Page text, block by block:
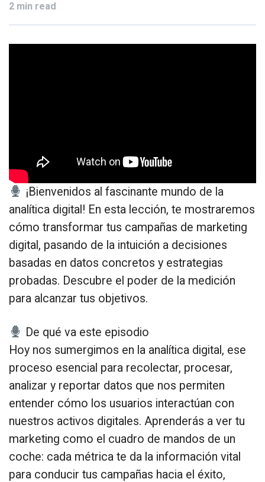
2 min read
¡Bienvenidos al fascinante mundo de la
analítica digital! En esta lección, te mostraremos
cómo transformar tus campañas de marketing
digital, pasando de la intuición a decisiones
basadas en datos concretos y estrategias
probadas. Descubre el poder de la medición
para alcanzar tus objetivos.
De qué va este episodio
Hoy nos sumergimos en la analítica digital, ese
proceso esencial para recolectar, procesar,
analizar y reportar datos que nos permiten
entender cómo los usuarios interactúan con
nuestros activos digitales. Aprenderás a ver tu
marketing como el cuadro de mandos de un
coche: cada métrica te da la información vital
para conducir tus campañas hacia el éxito,